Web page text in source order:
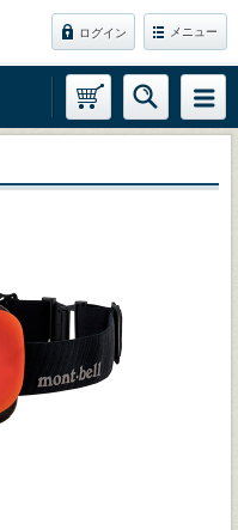
ログイン メニュー